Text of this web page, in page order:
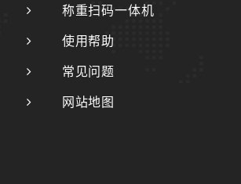
称重扫码一体机
使用帮助
常见问题
网站地图